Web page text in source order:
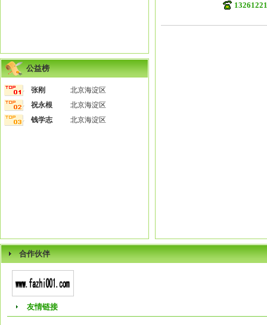
公益榜
张刚
北京海淀区
祝永根
北京海淀区
钱学志
北京海淀区
合作伙伴
友情链接